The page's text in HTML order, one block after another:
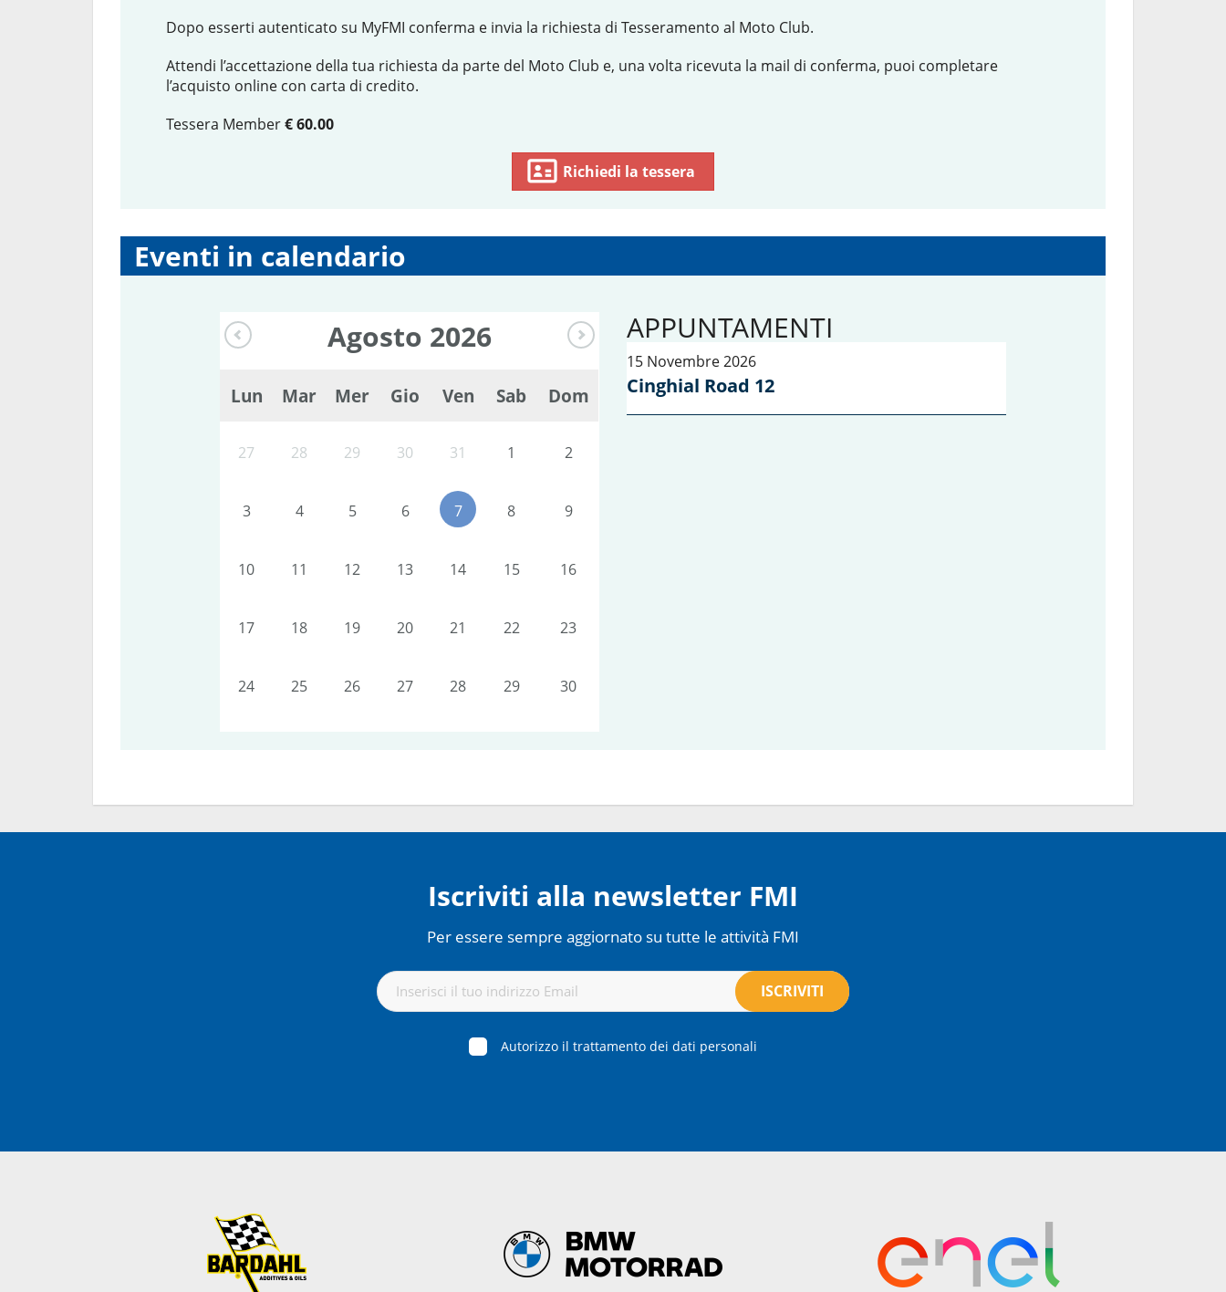
Dopo esserti autenticato su MyFMI conferma e invia la richiesta di Tesseramento al Moto Club.
Attendi l’accettazione della tua richiesta da parte del Moto Club e, una volta ricevuta la mail di conferma, puoi completare
l’acquisto online con carta di credito.
Tessera Member€ 60.00
Richiedi la tessera
Eventi in calendario
Agosto 2026
Lun Mar Mer Gio Ven Sab Dom
27 28 29 30 31 1 2
3 4 5 6 7 8 9
10 11 12 13 14 15 16
17 18 19 20 21 22 23
24 25 26 27 28 29 30
APPUNTAMENTI
15 Novembre 2026
Cinghial Road 12
Iscriviti alla newsletter FMI
Per essere sempre aggiornato su tutte le attività FMI
Autorizzo il trattamento dei dati personali